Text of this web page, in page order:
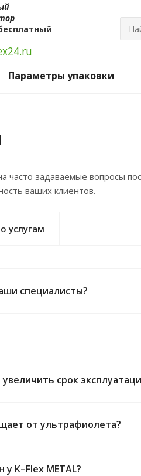
Параметры упаковки
задаваемые вопросы
ваших клиентов.
услугам
специалисты?
срок
от ультрафиолета?
K–Flex METAL?